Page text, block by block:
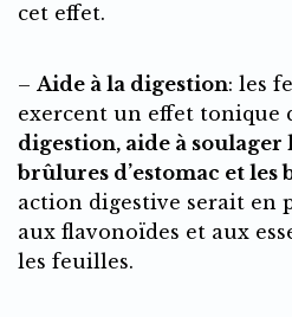
cet effet.
– Aide à la digestion: les
exercent un effet tonique
digestion, aide à soulager
brûlures d’estomac et les
action digestive serait en
aux flavonoïdes et aux
les feuilles.